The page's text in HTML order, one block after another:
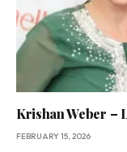
Krishan Weber –
FEBRUARY 15, 2026